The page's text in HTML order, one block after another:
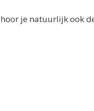
je natuurlijk ook